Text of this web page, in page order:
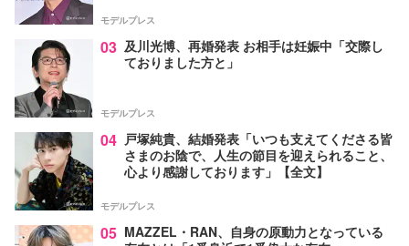
モデルプレス
03 及川光博、再婚発表 お相手は妊娠中「交際し
ておりました方と」
モデルプレス
04 戸塚純貴、結婚発表「いつも支えてくださる皆
さまのお陰で、人生の節目を迎えられること、
心より感謝しております」【全文】
モデルプレス
05 MAZZEL・RAN、自身の原動力となっている